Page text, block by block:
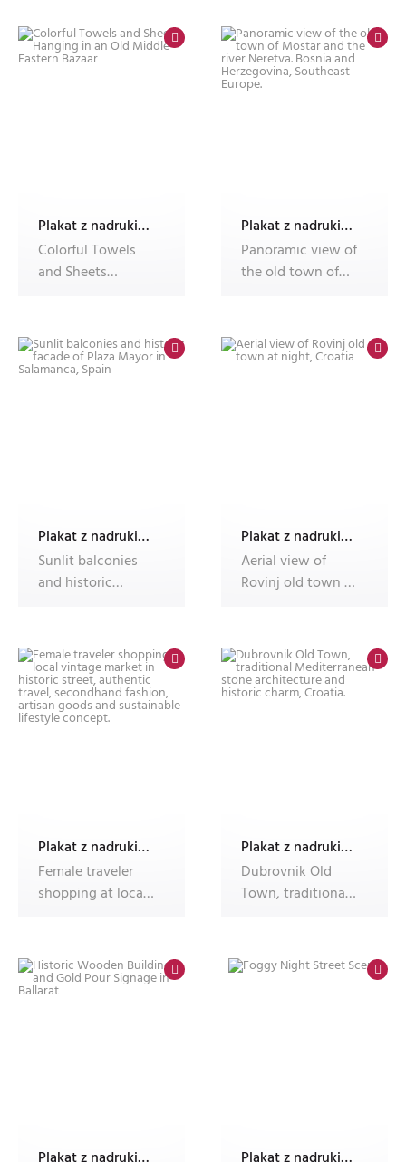
Plakat z nadrukiem Dec'n'Roll
Colorful Towels
and Sheets
Plakat z nadrukiem Dec'n'Roll
Panoramic view of
the old town of
Plakat z nadrukiem Dec'n'Roll
Sunlit balconies
and historic
Plakat z nadrukiem Dec'n'Roll
Aerial view of
Rovinj old town at
Plakat z nadrukiem Dec'n'Roll
Female traveler
shopping at local
Plakat z nadrukiem Dec'n'Roll
Dubrovnik Old
Town, traditional
Plakat z nadrukiem Dec'n'Roll Plakat z nadrukiem Dec'n'Roll